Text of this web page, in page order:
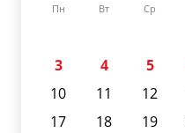
Пн Вт Ср
3
4 5
10
11 12
17
18 19